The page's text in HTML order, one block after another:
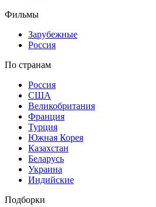
Фильмы
Зарубежные
Россия
По странам
Россия
США
Великобритания
Франция
Турция
Южная Корея
Казахстан
Беларусь
Украина
Индийские
Подборки